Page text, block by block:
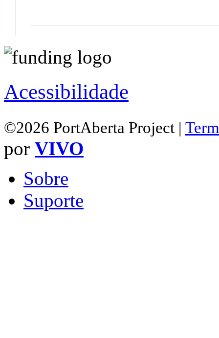
Acessibilidade
©2026 PortAberta Project |
por VIVO
Sobre
Suporte